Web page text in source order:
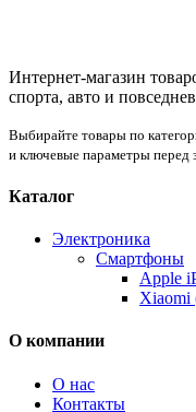
Интернет-магазин
спорта, авто и
Выбирайте товары по
и ключевые параметры перед
Каталог
Электроника
Смартфоны
Apple
Xiaomi
О компании
О нас
Контакты